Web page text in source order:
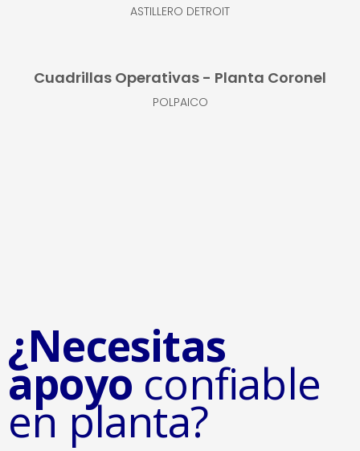
ASTILLERO DETROIT
Cuadrillas Operativas - Planta Coronel
POLPAICO
¿Necesitas
apoyoconfiable
en planta?